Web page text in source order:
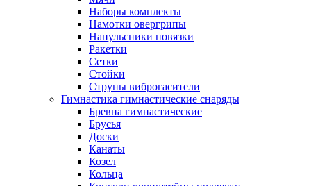
Наборы комплекты
Намотки овергрипы
Напульсники повязки
Ракетки
Сетки
Стойки
Струны виброгасители
Гимнастика гимнастические снаряды
Бревна гимнастические
Брусья
Доски
Канаты
Козел
Кольца